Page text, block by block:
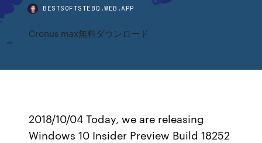
BESTSOFTSTEBQ.WEB.APP
Cronus max無料ダウンロード
2018/10/04 Today, we are releasing
Windows 10 Insider Preview Build 18252